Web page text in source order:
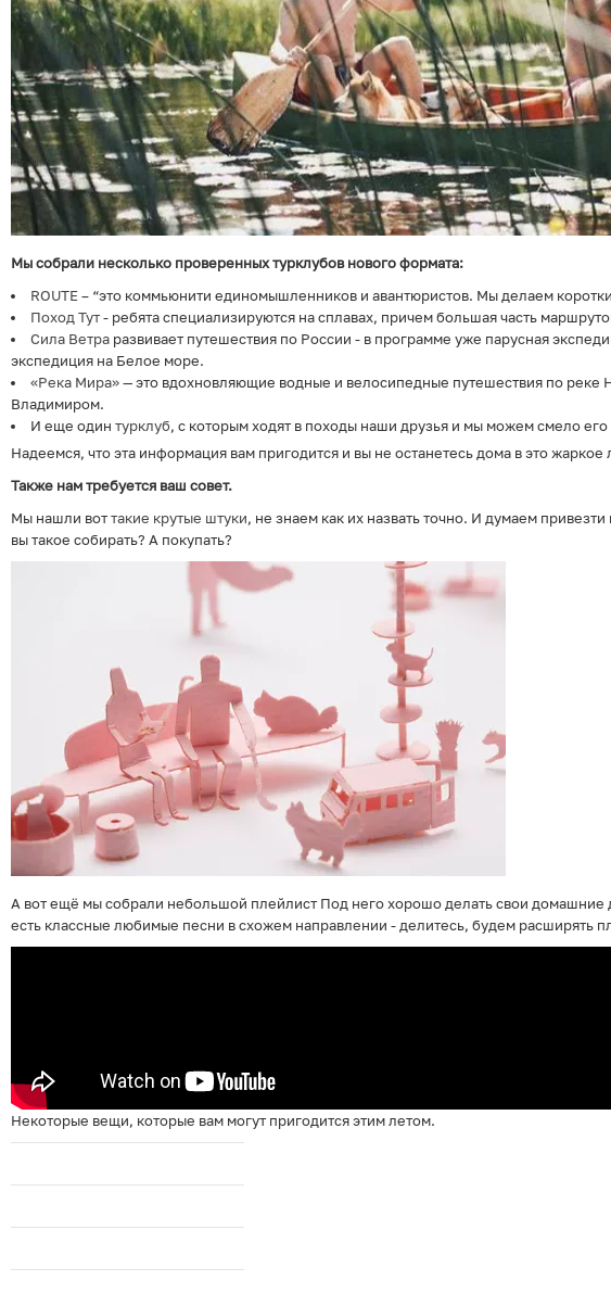
Мы собрали несколько проверенных турклубов нового формата:
ROUTE– “это коммьюнити единомышленников и авантюристов. Мы делаем
Поход Тут- ребята специализируются на сплавах, причем большая часть
Сила Ветра развивает путешествия по России - в программе уже парусная
экспедиция на Белое море.
«Река Мира»— это вдохновляющие водные и велосипедные путешествия по реке
Владимиром.
И еще одинтурклуб, с которым ходят в походы наши друзья и мы можем смело
Надеемся, что эта информация вам пригодится и вы не останетесь дома в это
Также нам требуется ваш совет.
Мы нашли воттакие крутые штуки, не знаем как их назвать точно. И думаем
вы такое собирать? А покупать?
А вот ещё мы собрали небольшой плейлист Под него хорошо делать свои домашние
есть классные любимые песни в схожем направлении - делитесь, будем расширять
Некоторые вещи, которые вам могут пригодится этим летом.